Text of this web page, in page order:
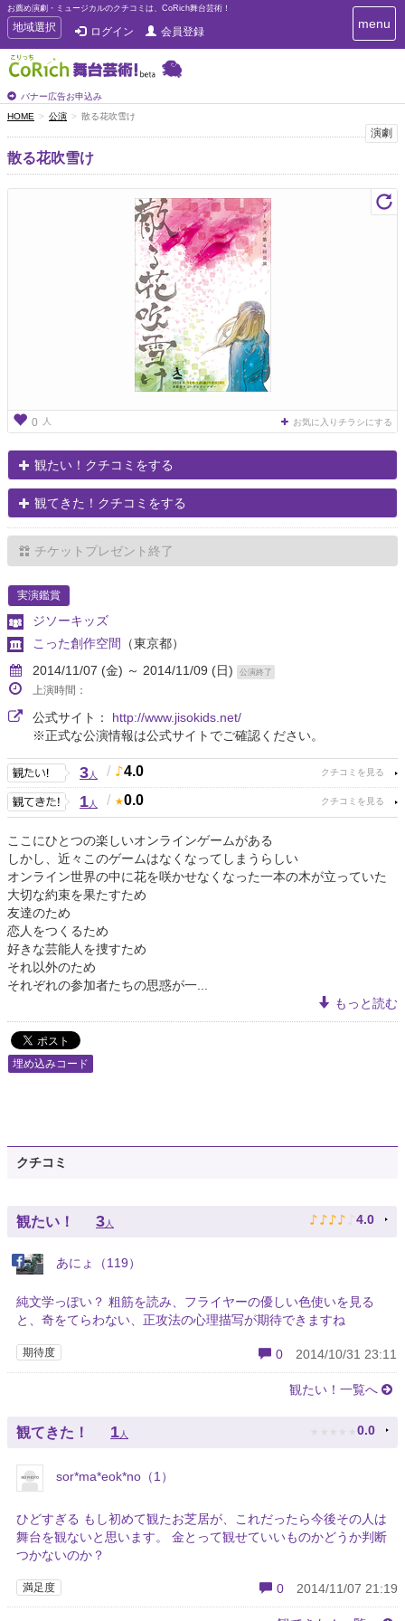
お薦め演劇・ミュージカルのクチコミは、CoRich舞台芸術！
T
o
g
g
e
n
a
v
i
地域選択 ログイン 会員登録
バナー広告お申込み
T
o
i
menu
HOME 公演 散る花吹雪け
演劇
散る花吹雪け
0 人 お気に入りチラシにする
観たい！クチコミをする
観てきた！クチコミをする
チケットプレゼント終了
実演鑑賞
ジソーキッズ
こった創作空間
（東京都）
2014/11/07 (金) ～ 2014/11/09 (日)
公演終了
上演時間：
公式サイト： http://www.jisokids.net/
※正式な公演情報は公式サイトでご確認ください。
3人 / 4.0
1人 / 0.0
ここにひとつの楽しいオンラインゲームがある
しかし、近々このゲームはなくなってしまうらしい
オンライン世界の中に花を咲かせなくなった一本の木が立っていた
大切な約束を果たすため
友達のため
恋人をつくるため
好きな芸能人を捜すため
それ以外のため
それぞれの参加者たちの思惑が一...
もっと読む
埋め込みコード
クチコミ
観たい！ 3人 ♪ ♪ ♪ ♪ ♪ 4.0
あにょ（119）
純文学っぽい？ 粗筋を読み、フライヤーの優しい色使いを見る
と、奇をてらわない、正攻法の心理描写が期待できますね
期待度 0 2014/10/31 23:11
観たい！一覧へ
観てきた！ 1 人 ★ ★ ★ ★ ★ 0.0
sor*ma*eok*no（1）
ひどすぎる もし初めて観たお芝居が、これだったら今後その人は
舞台を観ないと思います。 金とって観せていいものかどうか判断
つかないのか？
満足度 0 2014/11/07 21:19